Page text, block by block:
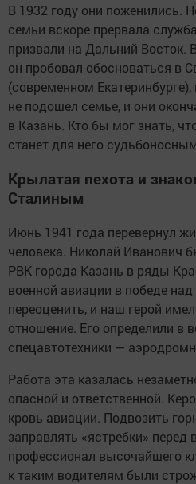
В 1932 году они поженились.
семьи вскоре прервала
призвали на Дальний Восток.
он пробовал обосноваться в
(современном
не подошел семье, и они
в Казань. Кто бы мог знать,
станет для него
Крылатая пехота и
Сталиным
Июнь 1941 года перевернул
человека. Николай Иванович
РВК города Казань в ряды
военной авиации в победе
переоценить, и наш герой
отношение. Его определили в
спецавтотехники —
Работа эта казалась
опасной и ответственной.
кровь авиации. Подвозить
заправлять «ястребки»
профессионал высочайшего
к таким водителям были